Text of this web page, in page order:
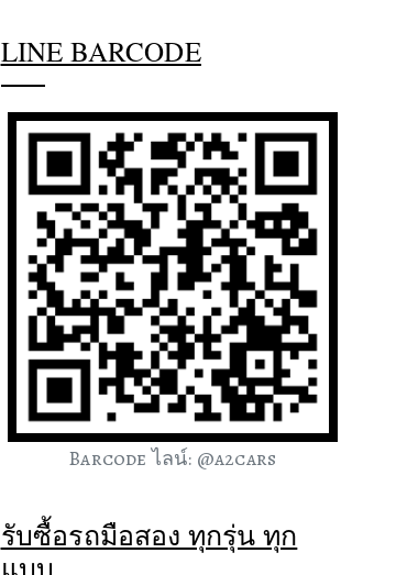
LINE BARCODE
Barcode ไลน์: @a2cars
รับซื้อรถมือสอง ทุกรุ่น ทุก